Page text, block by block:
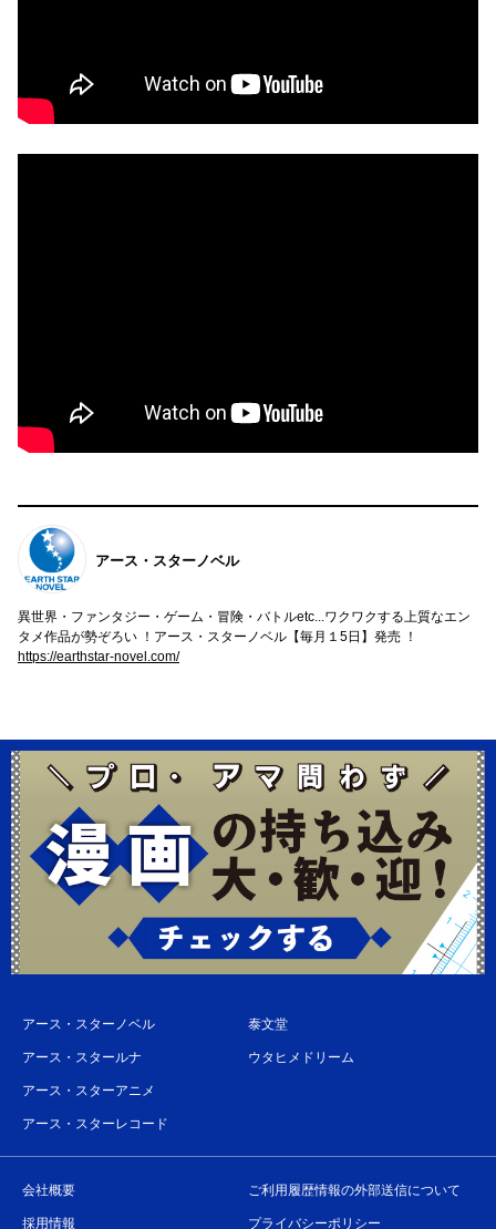
アース・スターノベル
異世界・ファンタジー・ゲーム・冒険・バトルetc...ワクワクする上質なエン
タメ作品が勢ぞろい ！アース・スターノベル【毎月１5日】発売 ！
https://earthstar-novel.com/
アース・スターノベル
アース・スタールナ
アース・スターアニメ
アース・スターレコード
泰文堂
ウタヒメドリーム
会社概要
採用情報
ご利用履歴情報の外部送信について
プライバシーポリシー